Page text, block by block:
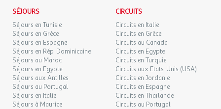
Etablissement
Les atouts de l'Établissement
Point fort 1 : Camping calme et familial
Point fort 2 : Sur la côte d'Emeraude
Point fort 3 : Piscine couverte et chauffée
Autres informations
l'agence et le voyagiste ne pourraient être considérés comme
responsables en cas de refus d'entrée sur le territoire par les
autorités locales. L'autorisation de sortie du territoire est
nécessaire pour tout mineur voyageant sans l'un de ses parents
titulaires de l'autorité parentale.
Exactitude des identités :
Les voyageurs doivent s'assurer de l'exactitude des identités
(noms de famille, nom de naissance, prénom, date de naissance,
etc.) de chaque participants au voyage.
SÉJOURS
Séjours en Tunisie
Séjours en Grèce
Séjours en Espagne
Séjours en Rép. Dominicaine
Séjours au Maroc
Séjours en Egypte
Séjours aux Antilles
Séjours au Portugal
Séjours en Italie
Séjours à Maurice
CIRCUITS
Circuits en Italie
Circuits en Grèce
Circuits au Canada
Circuits en Egypte
Circuits en Turquie
Circuits aux Etats-Unis (USA)
Circuits en Jordanie
Circuits en Espagne
Circuits en Thaïlande
Circuits au Portugal